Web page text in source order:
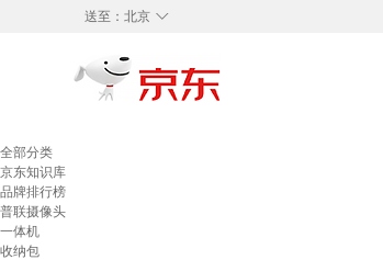
◇
送至： 北京
全部分类
京东知识库
品牌排行榜
普联摄像头
一体机
收纳包